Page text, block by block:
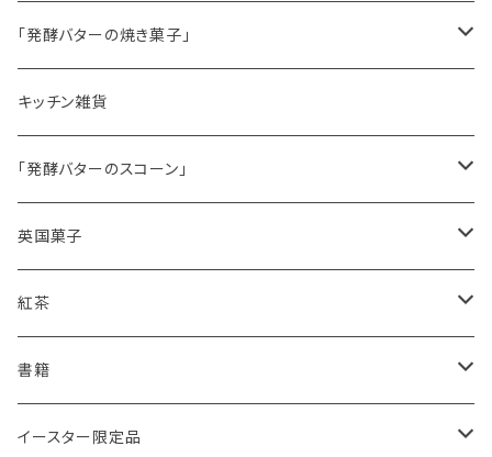
ハマースレイ
「発酵バターの焼き菓子」
バターサンドクッキー
シードケーキ
レモンドリズルケーキ
オーガニックラベンダー
ルバーブ
アールグレイ
キッチン雑貨
「発酵バターのスコーン」
プレーンスコーン
スコーンギフト
スコーンと紅茶のギフト
アールグレイティースコーン
チーズスコーン
オーガニックラベンダー
英国菓子
レモンドリズルケーキ
バナナブレッド
ウエリッシュケーキ
紅茶
アールグレイ
リーフ
セイロンティー
書籍
インテリア
イースター限定品